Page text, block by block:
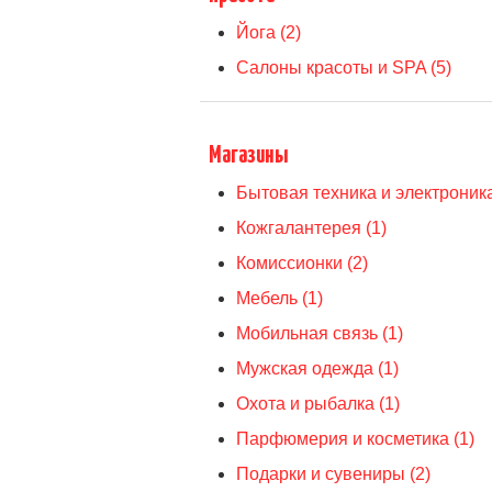
Йога (2)
Салоны красоты и SPA (5)
Магазины
Бытовая техника и
Кожгалантерея (1)
Комиссионки (2)
Мебель (1)
Мобильная связь (1)
Мужская одежда (1)
Охота и рыбалка (1)
Парфюмерия и косметика (1)
Подарки и сувениры (2)